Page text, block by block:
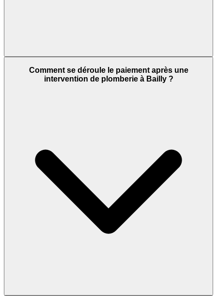
Comment se déroule le paiement après une
intervention de plomberie à Bailly ?